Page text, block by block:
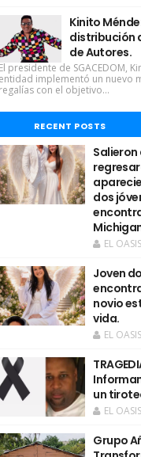
Kinito
distribución
de Autores.
presidente de SGACEDOM,
implementó un nuevo
con el objetivo...
RECENT POSTS
Salieron
dos
EL
Joven
novio
vida.
EL
un
EL
Grupo